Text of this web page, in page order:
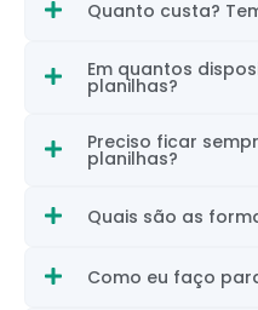
Quanto custa?
Em quantos
planilhas?
Preciso ficar
planilhas?
Quais são as
Como eu faço